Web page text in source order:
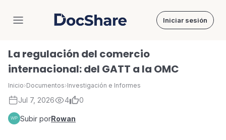
DocShare Iniciar sesión
La regulación del comercio
internacional: del GATT a la OMC
Inicio›Documentos›Investigación e Informes
Jul 7, 2026 4 0
Subir porRowan